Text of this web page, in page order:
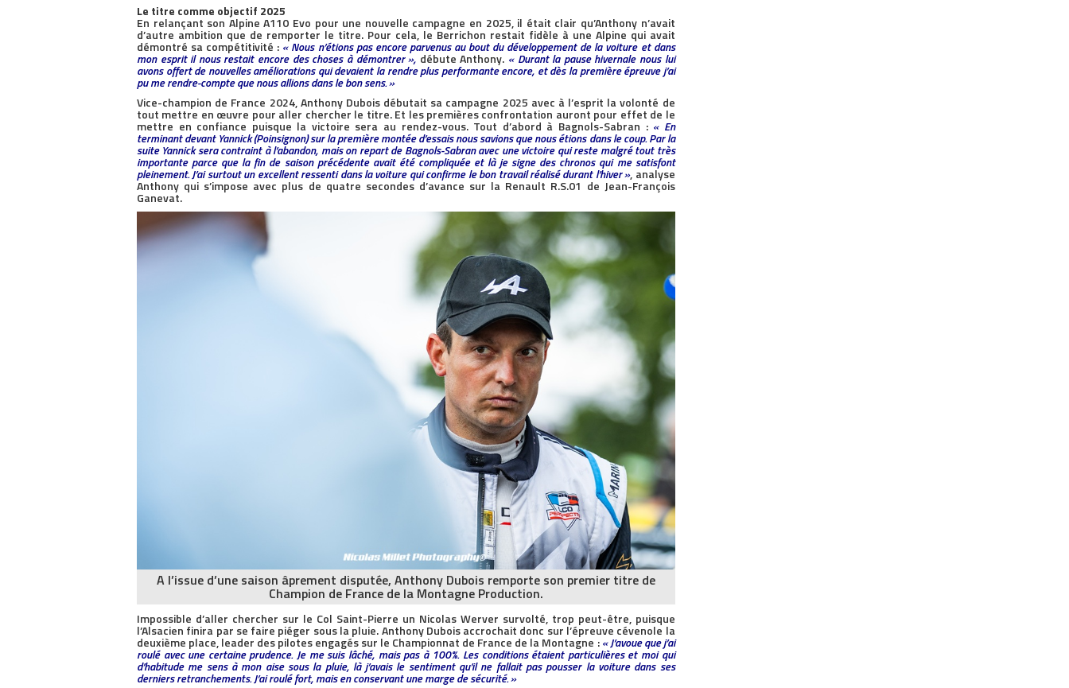
Le titre comme objectif 2025
En relançant son Alpine A110 Evo pour une nouvelle campagne en 2025, il était clair qu’Anthony n’avait
d’autre ambition que de remporter le titre. Pour cela, le Berrichon restait fidèle à une Alpine qui avait
démontré sa compétitivité : « Nous n’étions pas encore parvenus au bout du développement de la voiture et dans
mon esprit il nous restait encore des choses à démontrer », débute Anthony. « Durant la pause hivernale nous lui
avons offert de nouvelles améliorations qui devaient la rendre plus performante encore, et dès la première épreuve j’ai
pu me rendre-compte que nous allions dans le bon sens. »
Vice-champion de France 2024, Anthony Dubois débutait sa campagne 2025 avec à l’esprit la volonté de
tout mettre en œuvre pour aller chercher le titre. Et les premières confrontation auront pour effet de le
mettre en confiance puisque la victoire sera au rendez-vous. Tout d’abord à Bagnols-Sabran : « En
terminant devant Yannick (Poinsignon) sur la première montée d’essais nous savions que nous étions dans le coup. Par la
suite Yannick sera contraint à l’abandon, mais on repart de Bagnols-Sabran avec une victoire qui reste malgré tout très
importante parce que la fin de saison précédente avait été compliquée et là je signe des chronos qui me satisfont
pleinement. J’ai surtout un excellent ressenti dans la voiture qui confirme le bon travail réalisé durant l’hiver », analyse
Anthony qui s’impose avec plus de quatre secondes d’avance sur la Renault R.S.01 de Jean-François
Ganevat.
A l’issue d’une saison âprement disputée, Anthony Dubois remporte son premier titre de
Champion de France de la Montagne Production.
Impossible d’aller chercher sur le Col Saint-Pierre un Nicolas Werver survolté, trop peut-être, puisque
l’Alsacien finira par se faire piéger sous la pluie. Anthony Dubois accrochait donc sur l’épreuve cévenole la
deuxième place, leader des pilotes engagés sur le Championnat de France de la Montagne :« J’avoue que j’ai
roulé avec une certaine prudence. Je me suis lâché, mais pas à 100%. Les conditions étaient particulières et moi qui
d’habitude me sens à mon aise sous la pluie, là j’avais le sentiment qu’il ne fallait pas pousser la voiture dans ses
derniers retranchements. J’ai roulé fort, mais en conservant une marge de sécurité. »